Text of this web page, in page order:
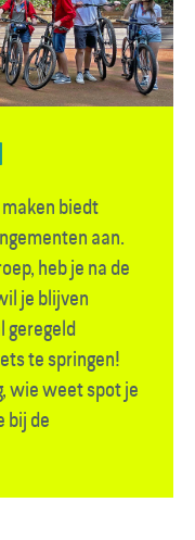
biedt
aan.
heb je na de
je blijven
geregeld
te springen!
wie weet spot je
bij de